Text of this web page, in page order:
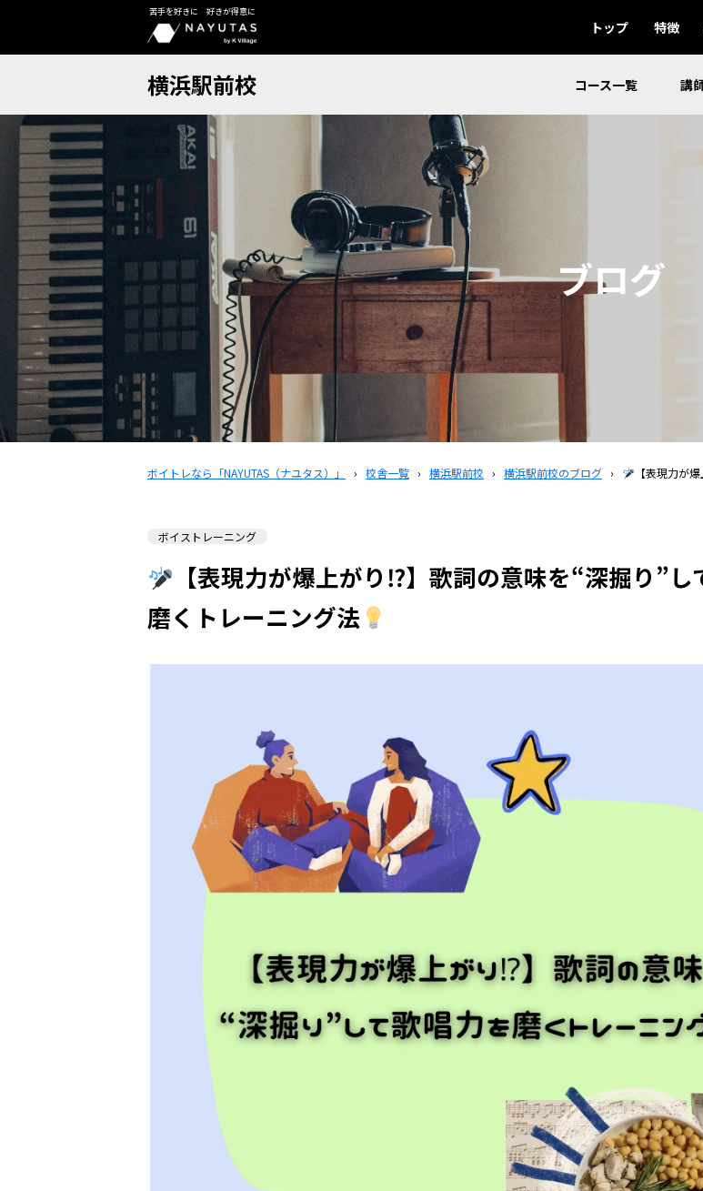
苦手を好きに 好きが得意に
トップ 特徴
横浜駅前校 コース一覧 講
ブログ
ボイトレなら「NAYUTAS（ナユタス）」 › 校舎一覧 › 横浜駅前校 › 横浜駅前校のブログ › 【表現力が
ボイストレーニング
【表現力が爆上がり⁉】歌詞の意味を“深掘り”し
磨くトレーニング法